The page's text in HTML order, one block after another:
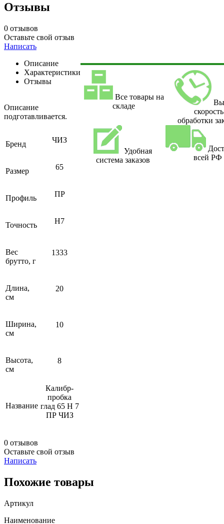
Отзывы
0 отзывов
Оставьте свой отзыв
Написать
Описание
Характеристики
Отзывы
Описание
подготавливается.
Бренд ЧИЗ
Размер 65
Профиль ПР
Точность H7
Вес
брутто, г
1333
Длина,
см
20
Ширина,
см
10
Высота,
см
8
Название
Калибр-
пробка
глад 65 Н 7
ПР ЧИЗ
0 отзывов
Оставьте свой отзыв
Написать
Все товары на
складе
скорость
обработки
Удобная
система заказов
всей РФ
Похожие товары
Артикул
Наименование